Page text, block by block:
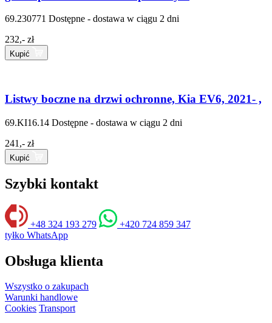
69.230771 Dostępne - dostawa w ciągu 2 dni
232,- zł
Kupić
Listwy boczne na drzwi ochronne, Kia EV6, 2021- ,
69.KI16.14 Dostępne - dostawa w ciągu 2 dni
241,- zł
Kupić
Szybki kontakt
+48 324 193 279
+420 724 859 347
tyłko WhatsApp
Obsługa klienta
Wszystko o zakupach
Warunki handlowe
Cookies Transport